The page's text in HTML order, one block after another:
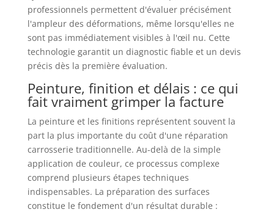
professionnels permettent d'évaluer précisément
l'ampleur des déformations, même lorsqu'elles ne
sont pas immédiatement visibles à l'œil nu. Cette
technologie garantit un diagnostic fiable et un devis
précis dès la première évaluation.
Peinture, finition et délais : ce qui
fait vraiment grimper la facture
La peinture et les finitions représentent souvent la
part la plus importante du coût d'une réparation
carrosserie traditionnelle. Au-delà de la simple
application de couleur, ce processus complexe
comprend plusieurs étapes techniques
indispensables. La préparation des surfaces
constitue le fondement d'un résultat durable :